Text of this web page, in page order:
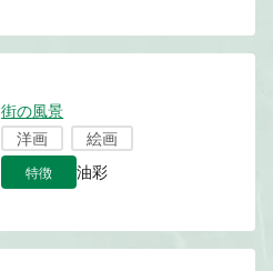
街の風景
洋画
絵画
特徴 油彩